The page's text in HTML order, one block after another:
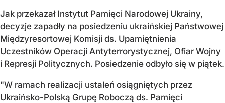
Jak przekazał Instytut Pamięci Narodowej Ukrainy,
decyzje zapadły na posiedzeniu ukraińskiej Państwowej
Międzyresortowej Komisji ds. Upamiętnienia
Uczestników Operacji Antyterrorystycznej, Ofiar Wojny
i Represji Politycznych. Posiedzenie odbyło się w piątek.
"W ramach realizacji ustaleń osiągniętych przez
Ukraińsko-Polską Grupę Roboczą ds. Pamięci